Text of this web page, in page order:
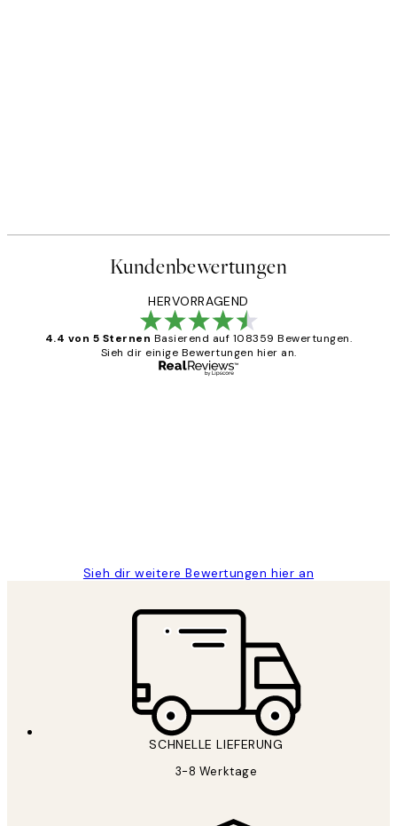
Kundenbewertungen
HERVORRAGEND
4.4 von 5 Sternen Basierend auf 108359 Bewertungen.
Sieh dir einige Bewertungen hier an.
Sieh dir weitere Bewertungen hier an
SCHNELLE LIEFERUNG
3-8 Werktage